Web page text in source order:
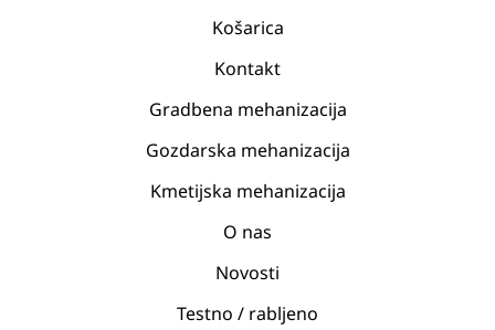
Košarica
Kontakt
Gradbena mehanizacija
Gozdarska mehanizacija
Kmetijska mehanizacija
O nas
Novosti
Testno / rabljeno